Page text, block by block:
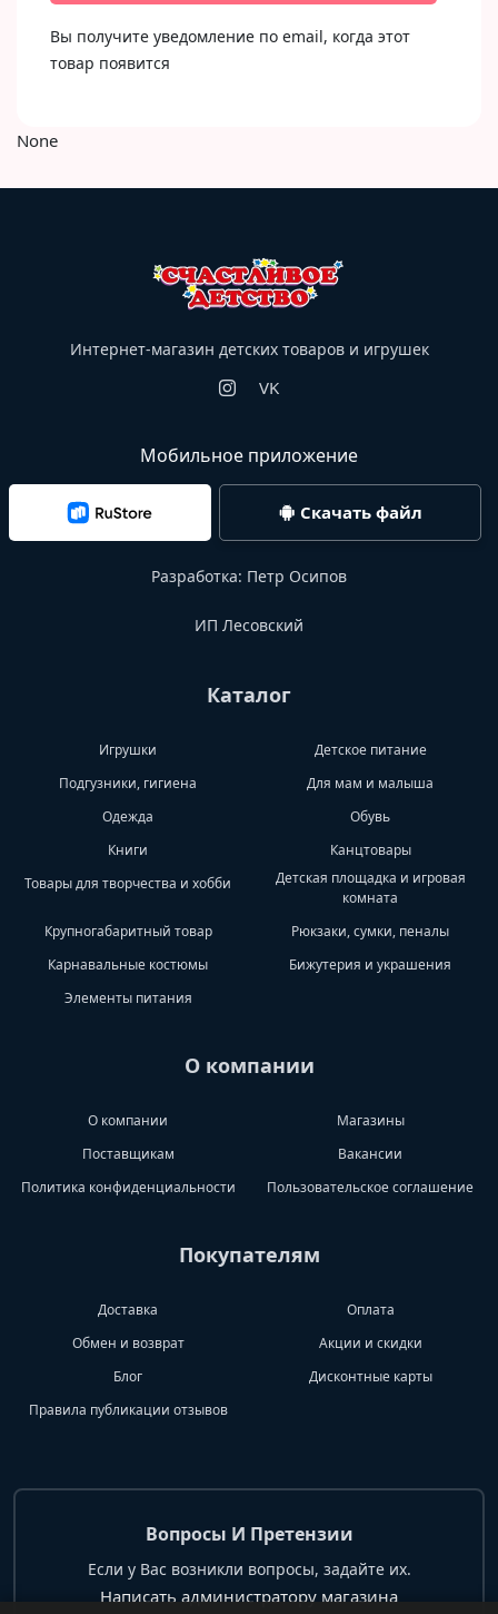
Вы получите уведомление по email, когда этот
товар появится
None
Интернет-магазин детских товаров и игрушек
VK
Мобильное приложение
Скачать файл
Разработка: Петр Осипов
ИП Лесовский
Каталог
Игрушки
Детское питание
Подгузники, гигиена
Для мам и малыша
Одежда
Обувь
Книги
Канцтовары
Товары для творчества и хобби
Детская площадка и игровая
комната
Крупногабаритный товар
Рюкзаки, сумки, пеналы
Карнавальные костюмы
Бижутерия и украшения
Элементы питания
О компании
О компании
Магазины
Поставщикам
Вакансии
Политика конфиденциальности
Пользовательское соглашение
Покупателям
Доставка
Оплата
Обмен и возврат
Акции и скидки
Блог
Дисконтные карты
Правила публикации отзывов
Вопросы И Претензии
Если у Вас возникли вопросы, задайте их.
Написать администратору магазина